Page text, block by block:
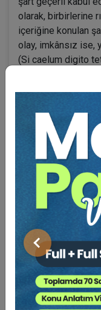
Önceki
olarak, birbirlerine
içeriğine konulan
olay, imkânsız ise,
(Si caelum digito
kuşkuya yer
tarafın, aslında
anlaşılacaktır.
hâlinden ibaret
imkânları
imkânsız bir
sebep hâli gibi
durumunda
şüpheli bir duruma
mümkün olan bir
borç ihtimallerin
değildir.
Hukuka aykırılık
zamanda